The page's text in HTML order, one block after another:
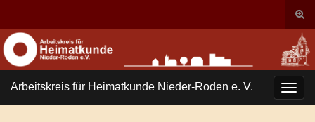
Search for:
Arbeitskreis für Heimatkunde Nieder-Roden e. V.